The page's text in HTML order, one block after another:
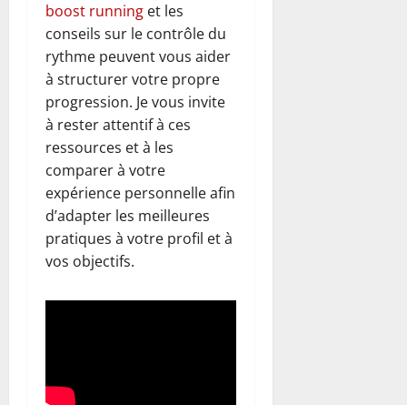
boost running et les
conseils sur le contrôle du
rythme peuvent vous aider
à structurer votre propre
progression. Je vous invite
à rester attentif à ces
ressources et à les
comparer à votre
expérience personnelle afin
d’adapter les meilleures
pratiques à votre profil et à
vos objectifs.